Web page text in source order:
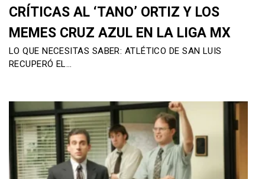
CRÍTICAS AL ‘TANO’ ORTIZ Y LOS
MEMES CRUZ AZUL EN LA LIGA MX
LO QUE NECESITAS SABER: ATLÉTICO DE SAN LUIS
RECUPERÓ EL…